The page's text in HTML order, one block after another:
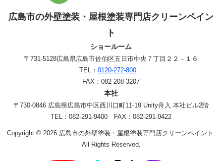
広島市の外壁塗装・屋根塗装専門店クリーンペイン
ト
ショールーム
〒731-5128広島県広島市佐伯区五日市中央７丁目２２－１６
TEL： 0120-272-800
FAX：082-208-3207
本社
〒730-0846 広島県広島市中区西川口町11-19 Unity舟入 本社ビル2階
TEL：082-291-9400 FAX：082-291-9422
Copyright © 2026 広島市の外壁塗装・屋根塗装専門店クリーンペイント.
All Rights Reserved.